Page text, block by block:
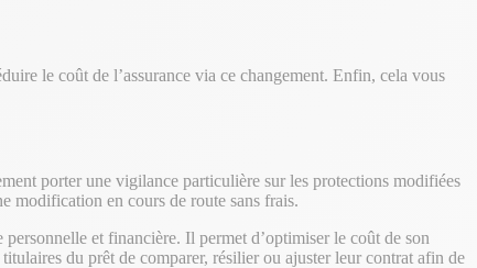
le coût de l’assurance via ce changement. Enfin, cela vous
porter une vigilance particulière sur les protections modifiées
modification en cours de route sans frais.
et financière. Il permet d’optimiser le coût de son
du prêt de comparer, résilier ou ajuster leur contrat afin de